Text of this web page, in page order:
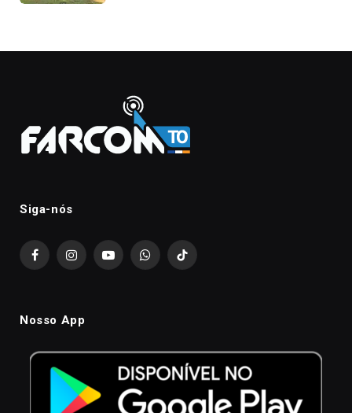
Siga-nós
FacebookInstagramYouTubeWhatsAppTikTok
Nosso App